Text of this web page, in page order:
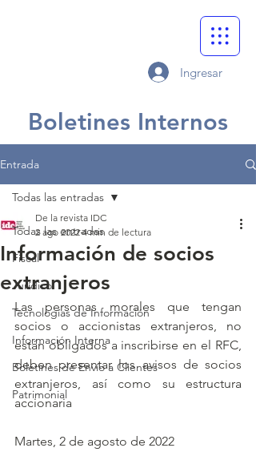
Ingresar
Boletines Internos
Entrada
Todas las entradas
Fiscal
Jurídico
Tecnologías de Información
Información Interna
Boletines de Envío a Clientes
Patrimonial
Todas las entradas
Información de socios
extranjeros
De la revista IDC
2 ago 2022 4 min de lectura
Las personas morales que tengan
socios o accionistas extranjeros, no
están obligados a inscribirse en el RFC,
deben presentar los avisos de socios
extranjeros, así como su estructura
accionaria
Martes, 2 de agosto de 2022